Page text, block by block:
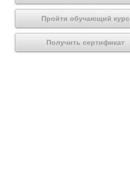
Пройти обучающий курс
Получить сертификат